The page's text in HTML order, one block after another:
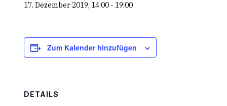
17. Dezember 2019, 14:00- 19:00
Zum Kalender hinzufügen
DETAILS